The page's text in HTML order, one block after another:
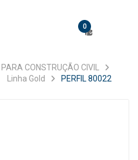
0
PARA CONSTRUÇÃO CIVIL
Linha Gold PERFIL 80022